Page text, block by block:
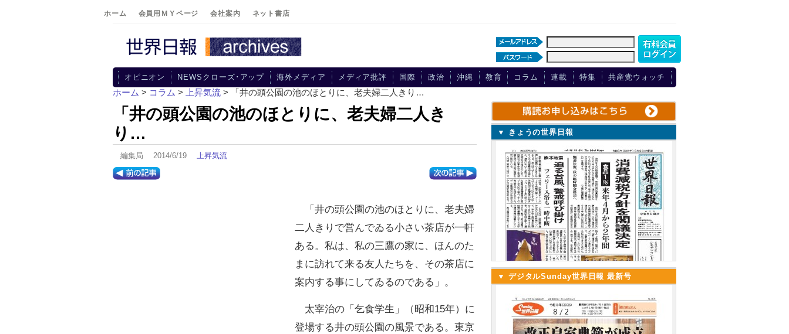
ホーム 会員用ＭＹページ 会社案内 ネット書店
オピニオン NEWSクローズ･アップ 海外メディア メディア批評 国際 政治 沖縄 教育 コラム 連載 特集 共産党ウォッチ
ホーム > コラム > 上昇気流 > 「井の頭公園の池のほとりに、老夫婦二人きり…
「井の頭公園の池のほとりに、老夫婦二人き
り…
編集局 2014/6/19 上昇気流
「井の頭公園の池のほとりに、老夫婦
二人きりで営んでゐる小さい茶店が一軒
ある。私は、私の三鷹の家に、ほんのた
まに訪れて来る友人たちを、その茶店に
案内する事にしてゐるのである」。
太宰治の「乞食学生」（昭和15年）に
登場する井の頭公園の風景である。東京
▼ きょうの世界日報
▼ デジタルSunday世界日報 最新号